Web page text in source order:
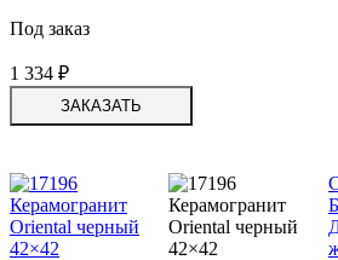
Под заказ
1 334 ₽
ЗАКАЗАТЬ